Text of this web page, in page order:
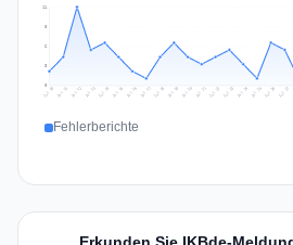
3
6
8
11
Jul 10 Jul 11 Jul 12 Jul 13 Jul 14 Jul 15 Jul 16 Jul 17 Jul 18 Jul 19 Jul 20 Jul 21 Jul 22 Jul 23 Jul 24 Jul 25 Jul 26 Jul 27
Fehlerberichte